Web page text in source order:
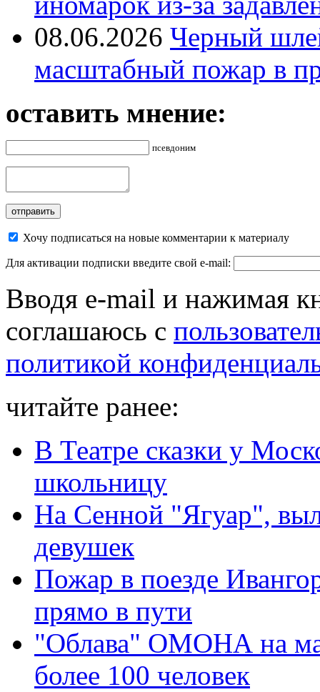
08.06.2026 Черный
масштабный пожар в
оставить мнение:
псевдоним
Хочу подписаться на новые комментарии к материалу
Для активации подписки введите свой e-mail:
Вводя e-mail и нажимая
соглашаюсь с
политикой
читайте ранее:
В Театре сказки у
школьницу
На Сенной "Ягуар",
девушек
Пожар в поезде
прямо в пути
"Облава" ОМОНА на
более 100 человек